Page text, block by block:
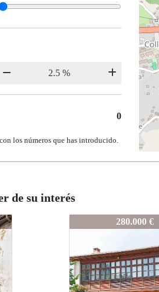
0
los números que has introducido.
de su interés
105.000 €